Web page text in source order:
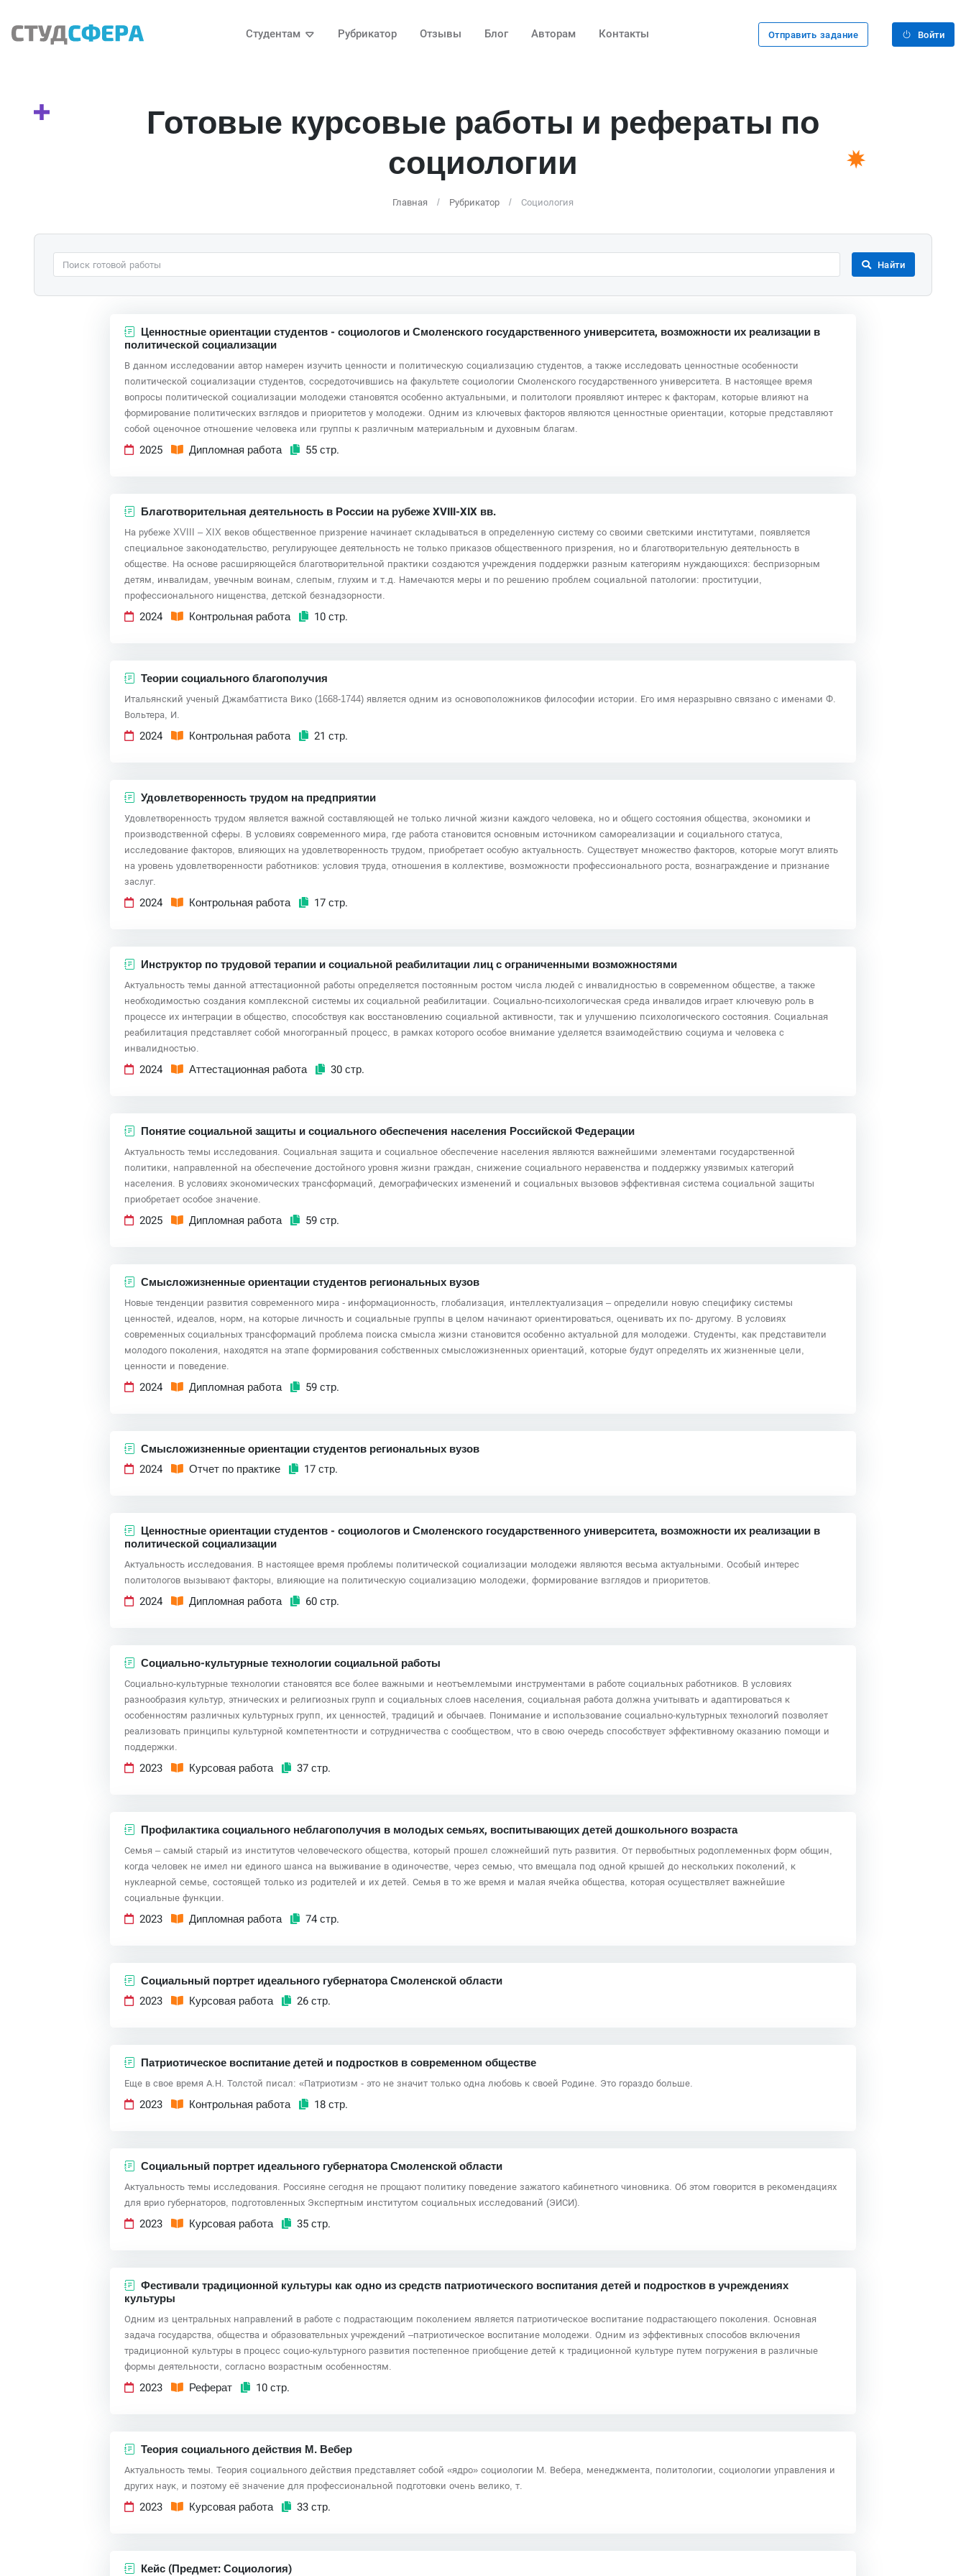
Студентам Рубрикатор Отзывы Блог Авторам Контакты Отправить задание Войти
Готовые курсовые работы и рефераты по
социологии
Главная Рубрикатор Социология
Найти
Ценностные ориентации студентов - социологов и Смоленского государственного университета, возможности их реализации в
политической социализации
В данном исследовании автор намерен изучить ценности и политическую социализацию студентов, а также исследовать ценностные особенности
политической социализации студентов, сосредоточившись на факультете социологии Смоленского государственного университета. В настоящее время
вопросы политической социализации молодежи становятся особенно актуальными, и политологи проявляют интерес к факторам, которые влияют на
формирование политических взглядов и приоритетов у молодежи. Одним из ключевых факторов являются ценностные ориентации, которые представляют
собой оценочное отношение человека или группы к различным материальным и духовным благам.
2025 Дипломная работа 55 стр.
Благотворительная деятельность в России на рубеже XVIII-XIX вв.
На рубеже XVIII – XIX веков общественное призрение начинает складываться в определенную систему со своими светскими институтами, появляется
специальное законодательство, регулирующее деятельность не только приказов общественного призрения, но и благотворительную деятельность в
обществе. На основе расширяющейся благотворительной практики создаются учреждения поддержки разным категориям нуждающихся: беспризорным
детям, инвалидам, увечным воинам, слепым, глухим и т.д. Намечаются меры и по решению проблем социальной патологии: проституции,
профессионального нищенства, детской безнадзорности.
2024 Контрольная работа 10 стр.
Теории социального благополучия
Итальянский ученый Джамбаттиста Вико (1668-1744) является одним из основоположников философии истории. Его имя неразрывно связано с именами Ф.
Вольтера, И.
2024 Контрольная работа 21 стр.
Удовлетворенность трудом на предприятии
Удовлетворенность трудом является важной составляющей не только личной жизни каждого человека, но и общего состояния общества, экономики и
производственной сферы. В условиях современного мира, где работа становится основным источником самореализации и социального статуса,
исследование факторов, влияющих на удовлетворенность трудом, приобретает особую актуальность. Существует множество факторов, которые могут влиять
на уровень удовлетворенности работников: условия труда, отношения в коллективе, возможности профессионального роста, вознаграждение и признание
заслуг.
2024 Контрольная работа 17 стр.
Инструктор по трудовой терапии и социальной реабилитации лиц с ограниченными возможностями
Актуальность темы данной аттестационной работы определяется постоянным ростом числа людей с инвалидностью в современном обществе, а также
необходимостью создания комплексной системы их социальной реабилитации. Социально-психологическая среда инвалидов играет ключевую роль в
процессе их интеграции в общество, способствуя как восстановлению социальной активности, так и улучшению психологического состояния. Социальная
реабилитация представляет собой многогранный процесс, в рамках которого особое внимание уделяется взаимодействию социума и человека с
инвалидностью.
2024 Аттестационная работа 30 стр.
Понятие социальной защиты и социального обеспечения населения Российской Федерации
Актуальность темы исследования. Социальная защита и социальное обеспечение населения являются важнейшими элементами государственной
политики, направленной на обеспечение достойного уровня жизни граждан, снижение социального неравенства и поддержку уязвимых категорий
населения. В условиях экономических трансформаций, демографических изменений и социальных вызовов эффективная система социальной защиты
приобретает особое значение.
2025 Дипломная работа 59 стр.
Смысложизненные ориентации студентов региональных вузов
Новые тенденции развития современного мира - информационность, глобализация, интеллектуализация – определили новую специфику системы
ценностей, идеалов, норм, на которые личность и социальные группы в целом начинают ориентироваться, оценивать их по- другому. В условиях
современных социальных трансформаций проблема поиска смысла жизни становится особенно актуальной для молодежи. Студенты, как представители
молодого поколения, находятся на этапе формирования собственных смысложизненных ориентаций, которые будут определять их жизненные цели,
ценности и поведение.
2024 Дипломная работа 59 стр.
Смысложизненные ориентации студентов региональных вузов
2024
Отчет по практике 17 стр.
Ценностные ориентации студентов - социологов и Смоленского государственного университета, возможности их реализации в
политической социализации
Актуальность исследования. В настоящее время проблемы политической социализации молодежи являются весьма актуальными. Особый интерес
политологов вызывают факторы, влияющие на политическую социализацию молодежи, формирование взглядов и приоритетов.
2024 Дипломная работа 60 стр.
Социально-культурные технологии социальной работы
Социально-культурные технологии становятся все более важными и неотъемлемыми инструментами в работе социальных работников. В условиях
разнообразия культур, этнических и религиозных групп и социальных слоев населения, социальная работа должна учитывать и адаптироваться к
особенностям различных культурных групп, их ценностей, традиций и обычаев. Понимание и использование социально-культурных технологий позволяет
реализовать принципы культурной компетентности и сотрудничества с сообществом, что в свою очередь способствует эффективному оказанию помощи и
поддержки.
2023 Курсовая работа 37 стр.
Профилактика социального неблагополучия в молодых семьях, воспитывающих детей дошкольного возраста
Семья – самый старый из институтов человеческого общества, который прошел сложнейший путь развития. От первобытных родоплеменных форм общин,
когда человек не имел ни единого шанса на выживание в одиночестве, через семью, что вмещала под одной крышей до нескольких поколений, к
нуклеарной семье, состоящей только из родителей и их детей. Семья в то же время и малая ячейка общества, которая осуществляет важнейшие
социальные функции.
2023 Дипломная работа 74 стр.
Социальный портрет идеального губернатора Смоленской области
2023
Курсовая работа 26 стр.
Патриотическое воспитание детей и подростков в современном обществе
Еще в свое время А.Н. Толстой писал: «Патриотизм - это не значит только одна любовь к своей Родине. Это гораздо больше.
2023 Контрольная работа 18 стр.
Социальный портрет идеального губернатора Смоленской области
Актуальность темы исследования. Россияне сегодня не прощают политику поведение зажатого кабинетного чиновника. Об этом говорится в рекомендациях
для врио губернаторов, подготовленных Экспертным институтом социальных исследований (ЭИСИ).
2023 Курсовая работа 35 стр.
Фестивали традиционной культуры как одно из средств патриотического воспитания детей и подростков в учреждениях
культуры
Одним из центральных направлений в работе с подрастающим поколением является патриотическое воспитание подрастающего поколения. Основная
задача государства, общества и образовательных учреждений –патриотическое воспитание молодежи. Одним из эффективных способов включения
традиционной культуры в процесс социо-культурного развития постепенное приобщение детей к традиционной культуре путем погружения в различные
формы деятельности, согласно возрастным особенностям.
2023 Реферат 10 стр.
Теория социального действия М. Вебер
Актуальность темы. Теория социального действия представляет собой «ядро» социологии М. Вебера, менеджмента, политологии, социологии управления и
других наук, и поэтому её значение для профессиональной подготовки очень велико, т.
2023 Курсовая работа 33 стр.
Кейс (Предмет: Социология)